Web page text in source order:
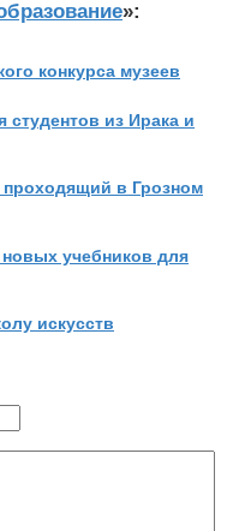
»:
конкурса музеев
студентов из Ирака и
в Грозном
учебников для
искусств